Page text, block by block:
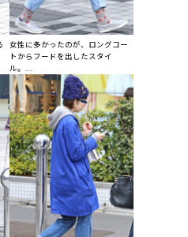
女性に多かったのが、ロングコー
トからフードを出したスタイ
ル。...